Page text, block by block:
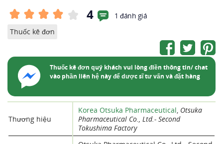
4
1 đánh giá
Thuốc kê đơn
Thuốc kê đơn quý khách vui lòng điền thông tin/ chat
vào phần liên hệ này để dược sĩ tư vấn và đặt hàng
Thương hiệu
Korea Otsuka Pharmaceutical, Otsuka
Pharmaceutical Co., Ltd.- Second
Tokushima Factory